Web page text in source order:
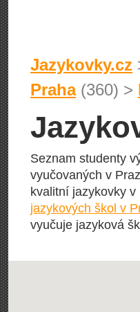
Jazykovky.cz
Praha(360) >
Seznam studenty
vyučovaných v
kvalitní jazykovky
jazykových škol v
vyučuje jazyková